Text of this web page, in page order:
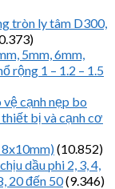
tròn ly tâm D300,
5mm, 6mm,
rộng 1 – 1.2 – 1.5
cạnh nẹp bo
bị và cạnh cơ
8x10mm)(10.852)
dầu phi 2, 3, 4,
20 đến 50(9.346)